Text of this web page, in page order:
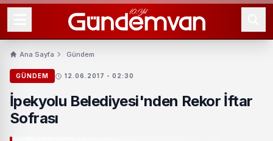
Ana Sayfa Gündem
GÜNDEM 12.06.2017 - 02:30
İpekyolu Belediyesi'nden Rekor İftar
Sofrası